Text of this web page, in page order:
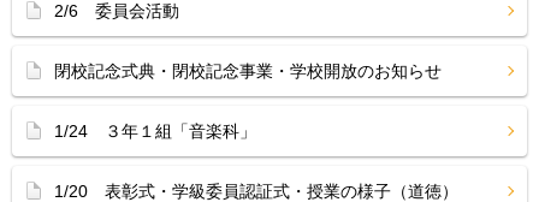
2/6 委員会活動
閉校記念式典・閉校記念事業・学校開放のお知らせ
1/24 ３年１組「音楽科」
1/20 表彰式・学級委員認証式・授業の様子（道徳）